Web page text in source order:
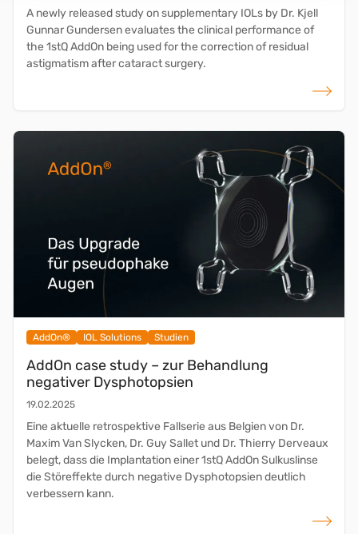
A newly released study on supplementary IOLs by Dr. Kjell
Gunnar Gundersen evaluates the clinical performance of
the 1stQ AddOn being used for the correction of residual
astigmatism after cataract surgery.
AddOn® IOL Solutions Studien
AddOn case study – zur Behandlung
negativer Dysphotopsien
19.02.2025
Eine aktuelle retrospektive Fallserie aus Belgien von Dr.
Maxim Van Slycken, Dr. Guy Sallet und Dr. Thierry Derveaux
belegt, dass die Implantation einer 1stQ AddOn Sulkuslinse
die Störeffekte durch negative Dysphotopsien deutlich
verbessern kann.